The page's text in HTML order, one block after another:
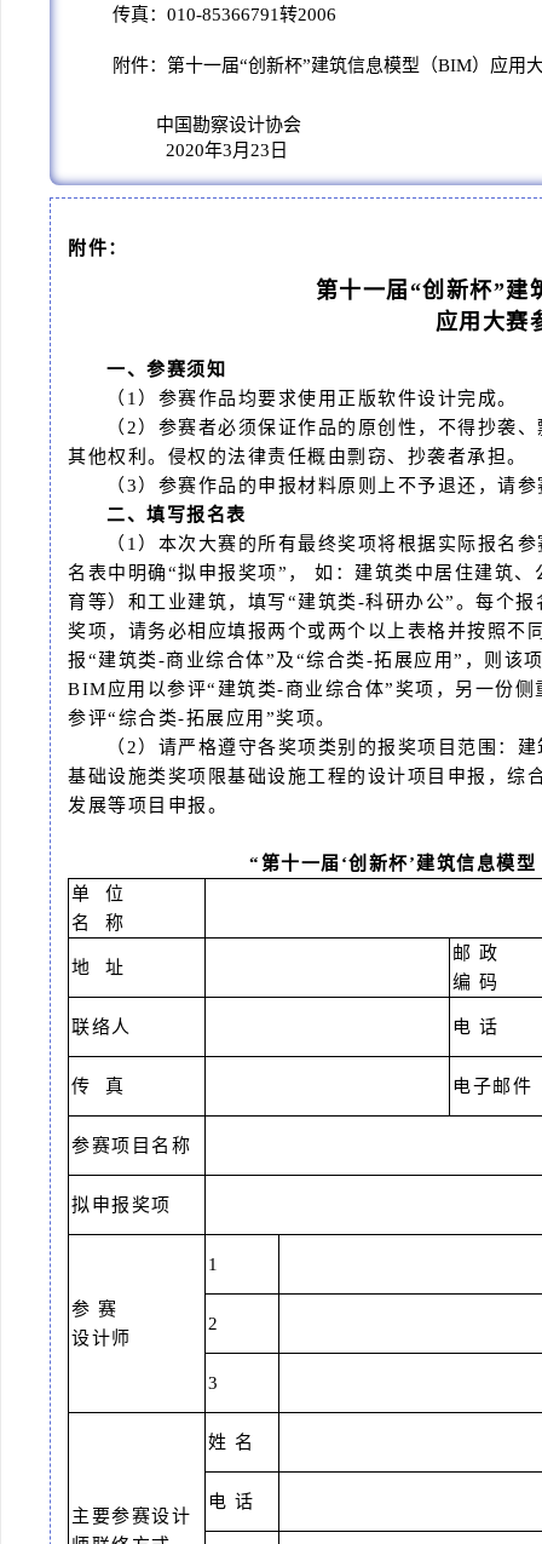
传真：010-85366791转2006
附件：第十一届“创新杯”建筑信息模型（BIM）应用
中国勘察设计协会
2020年3月23日
附件：
第十一届“创新杯”
应用大赛
一、参赛须知
（1）参赛作品均要求使用正版软件设计完成。
（2）参赛者必须保证作品的原创性，不得抄袭
其他权利。侵权的法律责任概由剽窃、抄袭者承担。
（3）参赛作品的申报材料原则上不予退还，请
二、填写报名表
（1）本次大赛的所有最终奖项将根据实际报名
名表中明确“拟申报奖项”，
如：建筑类中居住建筑
育等）和工业建筑，填写“建筑类-科研办公”。每个
奖项，请务必相应填报两个或两个以上表格并按照不
报“建筑类-商业综合体”及“综合类-拓展应用”，则该
BIM应用以参评“建筑类-商业综合体”奖项，另一份
参评“综合类-拓展应用”奖项。
（2）请严格遵守各奖项类别的报奖项目范围：
基础设施类奖项限基础设施工程的设计项目申报，综
发展等项目申报。
“第十一届‘创新杯’建筑信息模
单 位
名 称
地 址
邮 政
编 码
联络人 电 话
传 真 电子邮件
参赛项目名称
拟申报奖项
参 赛
设计师
1
2
3
主要参赛设计
姓 名
电 话